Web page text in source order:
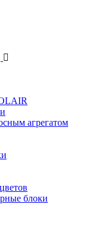
агрегатом
блоки